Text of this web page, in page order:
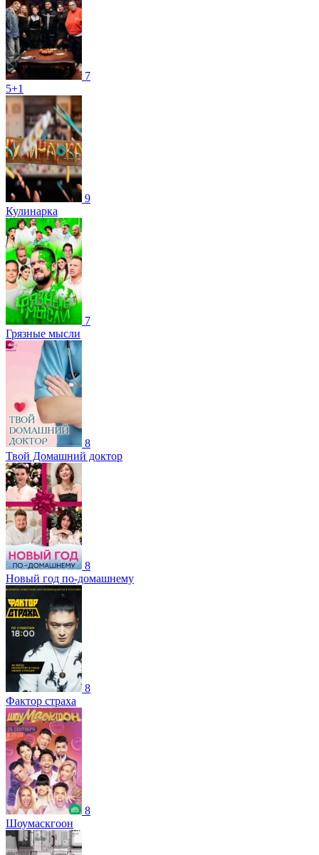
7
5+1
9
Кулинарка
7
Грязные мысли
8
Твой Домашний доктор
8
Новый год по-домашнему
8
Фактор страха
8
Шоумаскгоон